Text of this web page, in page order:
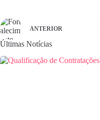
ANTERIOR
Últimas Notícias